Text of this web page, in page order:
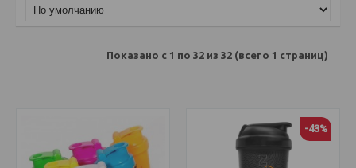
Показано с 1 по 32 из 32 (всего 1 страниц)
-43%